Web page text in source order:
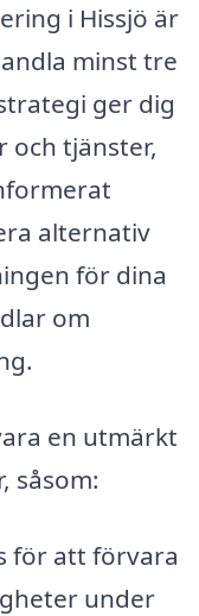
i Hissjö är
minst tre
ger dig
och tjänster,
alternativ
för dina
om
en utmärkt
såsom:
för att förvara
under